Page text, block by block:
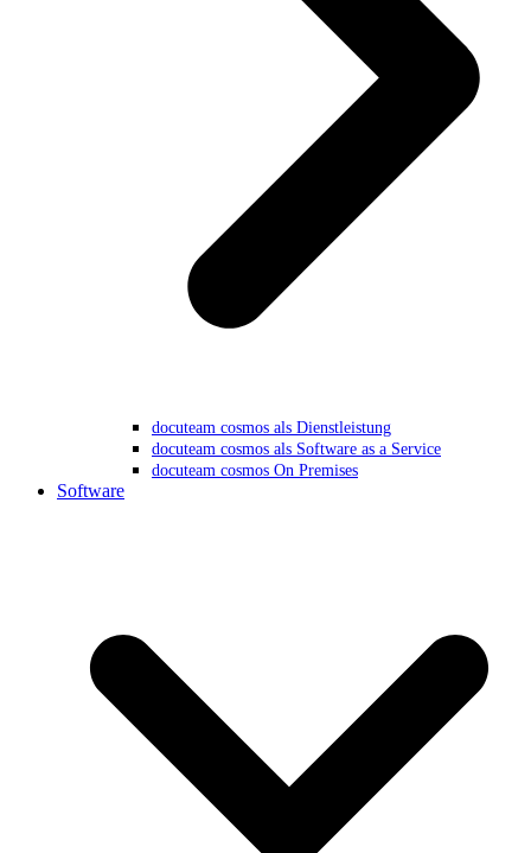
docuteam cosmos als Dienstleistung
docuteam cosmos als Software as a Service
docuteam cosmos On Premises
Software